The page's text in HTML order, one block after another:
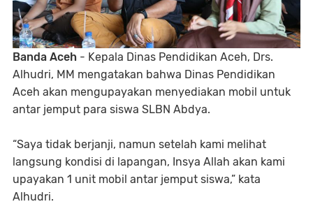
Banda Aceh - Kepala Dinas Pendidikan Aceh, Drs.
Alhudri, MM mengatakan bahwa Dinas Pendidikan
Aceh akan mengupayakan menyediakan mobil untuk
antar jemput para siswa SLBN Abdya.
“Saya tidak berjanji, namun setelah kami melihat
langsung kondisi di lapangan, Insya Allah akan kami
upayakan 1 unit mobil antar jemput siswa,” kata
Alhudri.